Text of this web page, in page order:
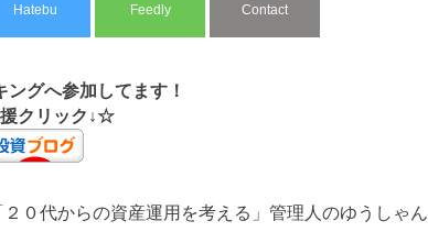
Hatebu Feedly Contact
ングへ参加してます！
クリック↓☆
０代からの資産運用を考える」管理人のゆうしゃん